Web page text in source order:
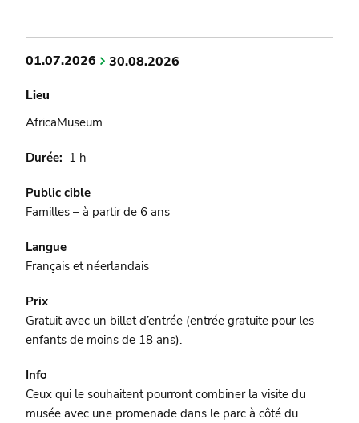
01.07.2026 30.08.2026
Lieu
AfricaMuseum
Durée 1 h
Public cible
Familles – à partir de 6 ans
Langue
Français et néerlandais
Prix
Gratuit avec un billet d’entrée (entrée gratuite pour les
enfants de moins de 18 ans).
Info
Ceux qui le souhaitent pourront combiner la visite du
musée avec une promenade dans le parc à côté du